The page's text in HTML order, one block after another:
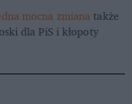
mocna zmiana także
dla PiS i kłopoty